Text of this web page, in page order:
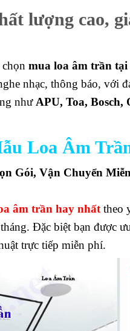
lượng cao,
mua loa âm trần
nhạc, thông báo, với
như APU, Toa, Bosch,
Loa Âm
Gói, Vận Chuyển
âm trần hay nhất theo
Đặc biệt bạn được
trực tiếp miễn phí.